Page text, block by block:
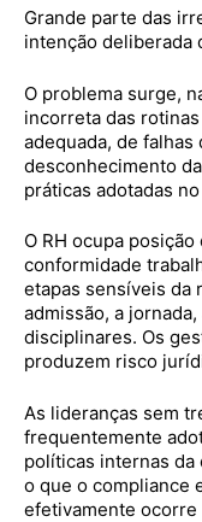
Grande parte das
intenção deliberada
O problema surge,
incorreta das
adequada, de
desconhecimento
práticas adotadas
O RH ocupa
conformidade
etapas sensíveis da
admissão, a
disciplinares. Os
produzem risco
As lideranças sem
frequentemente
políticas internas
o que o compliance
efetivamente ocorre